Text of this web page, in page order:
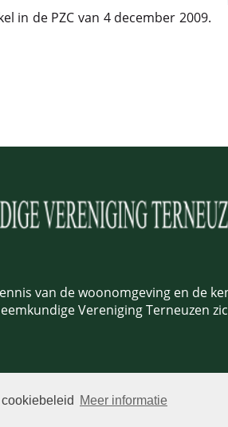
Meer informatie
in de PZC van 4 december 2009.
van de woonomgeving en de
Vereniging Terneuzen
Terneuzen | Realisatie: